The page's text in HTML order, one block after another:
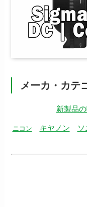
メーカ・カテ
新製品
ニコン キヤノン ソ